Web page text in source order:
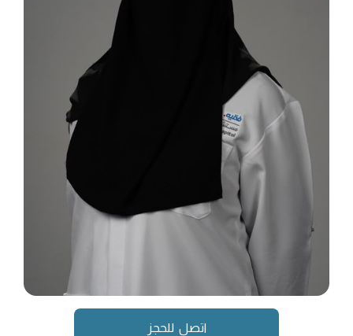
اتصل للحجز